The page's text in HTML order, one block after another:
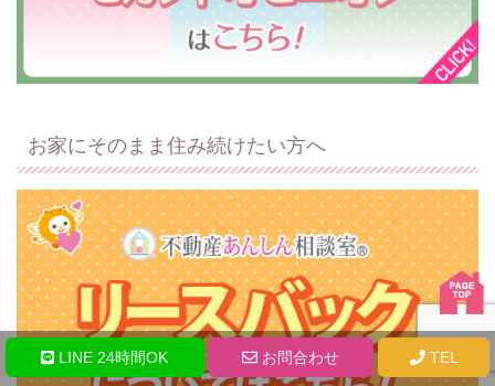
お家にそのまま住み続けたい方へ
LINE 24時間OK お問合わせ TEL